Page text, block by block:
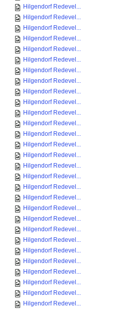
Hilgendorf Redevel...
Hilgendorf Redevel...
Hilgendorf Redevel...
Hilgendorf Redevel...
Hilgendorf Redevel...
Hilgendorf Redevel...
Hilgendorf Redevel...
Hilgendorf Redevel...
Hilgendorf Redevel...
Hilgendorf Redevel...
Hilgendorf Redevel...
Hilgendorf Redevel...
Hilgendorf Redevel...
Hilgendorf Redevel...
Hilgendorf Redevel...
Hilgendorf Redevel...
Hilgendorf Redevel...
Hilgendorf Redevel...
Hilgendorf Redevel...
Hilgendorf Redevel...
Hilgendorf Redevel...
Hilgendorf Redevel...
Hilgendorf Redevel...
Hilgendorf Redevel...
Hilgendorf Redevel...
Hilgendorf Redevel...
Hilgendorf Redevel...
Hilgendorf Redevel...
Hilgendorf Redevel...